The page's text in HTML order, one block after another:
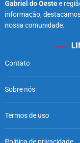
Gabriel do Oestee
informação,
nossa comunidade.
Contato
Sobre nós
Termos de uso